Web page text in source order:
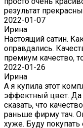
результат
2022-01-07
Ирина
Настоящий сатин.
оправдались.
премиум качество,
2022-01-26
Ирина
А я купила этот
эффектный цвет. Да
сказать, что
раньше фирму тач.
хуже. Буду покупать